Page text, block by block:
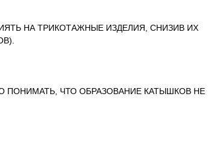
НА ТРИКОТАЖНЫЕ ИЗДЕЛИЯ, СНИЗИВ ИХ
ПОНИМАТЬ, ЧТО ОБРАЗОВАНИЕ КАТЫШКОВ НЕ